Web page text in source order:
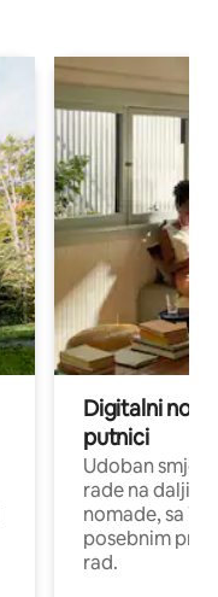
Digitalni
putnici
Udoban
rade na
nomade, sa
posebnim
rad.